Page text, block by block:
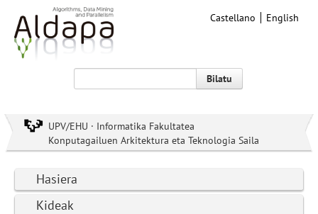
Castellano English
Bilatu
UPV/EHU · Informatika Fakultatea
Konputagailuen Arkitektura eta Teknologia Saila
Hasiera
Kideak